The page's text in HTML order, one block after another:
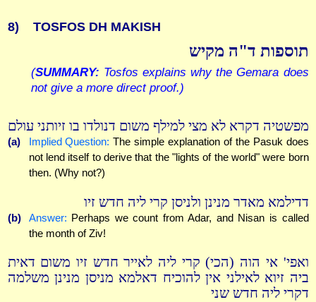
8) TOSFOS DH MAKISH
תוספות ד"ה מקיש
(SUMMARY: Tosfos explains why the Gemara does
not give a more direct proof.)
מפשטיה דקרא לא מצי למילף משום דנולדו בו זיותני עולם
(a) Implied Question: The simple explanation of the Pasuk does
not lend itself to derive that the "lights of the world" were born
then. (Why not?)
דדילמא מאדר מנינן ולניסן קרי ליה חדש זיו
(b) Answer: Perhaps we count from Adar, and Nisan is called
the month of Ziv!
ואפי' אי הוה (הכי) קרי ליה לאייר חדש זיו משום דאית
ביה זיוא לאילני אין להוכיח דאלמא מניסן מנינן משלמה
דקרי ליה חדש שני